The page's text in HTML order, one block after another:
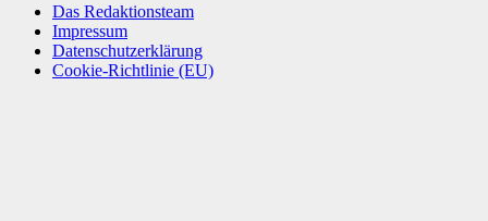
Das Redaktionsteam
Impressum
Datenschutzerklärung
Cookie-Richtlinie (EU)